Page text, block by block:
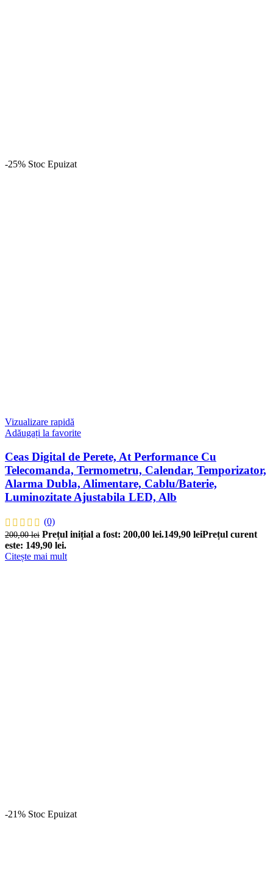
-25% Stoc Epuizat
Vizualizare rapidă
Adăugați la favorite
Ceas Digital de Perete, At Performance Cu
Telecomanda, Termometru, Calendar, Temporizator,
Alarma Dubla, Alimentare, Cablu/Baterie,
Luminozitate Ajustabila LED, Alb
(0)
200,00lei Prețul inițial a fost: 200,00 lei.149,90 leiPrețul curent
este: 149,90 lei.
Citește mai mult
-21% Stoc Epuizat